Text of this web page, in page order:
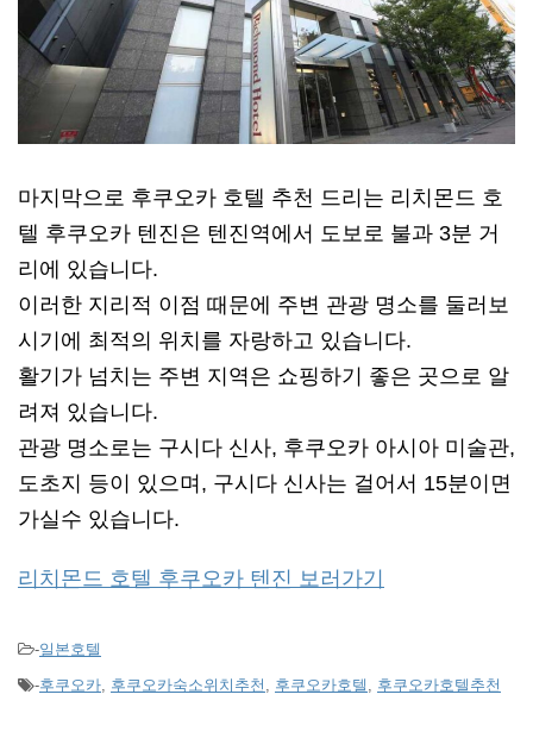
마지막으로 후쿠오카 호텔 추천 드리는 리치몬드 호
텔 후쿠오카 텐진은 텐진역에서 도보로 불과 3분 거
리에 있습니다.
이러한 지리적 이점 때문에 주변 관광 명소를 둘러보
시기에 최적의 위치를 자랑하고 있습니다.
활기가 넘치는 주변 지역은 쇼핑하기 좋은 곳으로 알
려져 있습니다.
관광 명소로는 구시다 신사, 후쿠오카 아시아 미술관,
도초지 등이 있으며, 구시다 신사는 걸어서 15분이면
가실수 있습니다.
리치몬드 호텔 후쿠오카 텐진 보러가기
-일본호텔
-후쿠오카, 후쿠오카숙소위치추천 , 후쿠오카호텔 , 후쿠오카호텔추천